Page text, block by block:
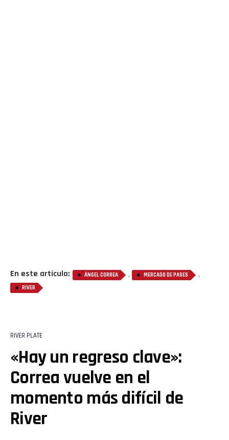
En este artículo: ÁNGEL CORREA , MERCADO DE PASES ,
RIVER
RIVER PLATE
«Hay un regreso clave»:
Correa vuelve en el
momento más difícil de
River
Whatsapp
Email